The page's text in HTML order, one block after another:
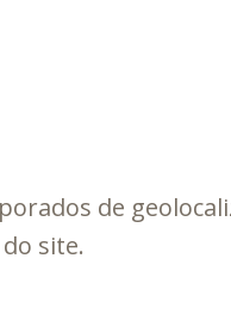
de
site.